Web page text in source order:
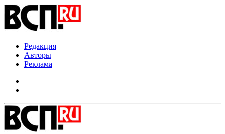
Редакция
Авторы
Реклама